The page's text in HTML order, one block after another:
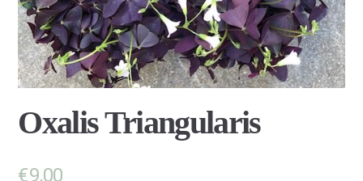
Oxalis Triangularis
€9,00